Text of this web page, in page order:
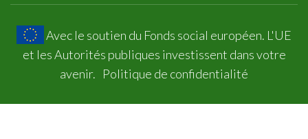
Avec le soutien du Fonds social européen. L'UE
et les Autorités publiques investissent dans votre
avenir. Politique de confidentialité